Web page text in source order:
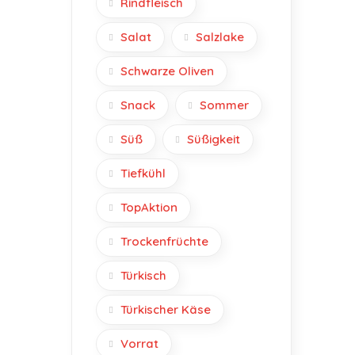
Salat Salzlake
Schwarze Oliven
Snack Sommer
Süß Süßigkeit
Tiefkühl
TopAktion
Trockenfrüchte
Türkisch
Türkischer Käse
Vorrat